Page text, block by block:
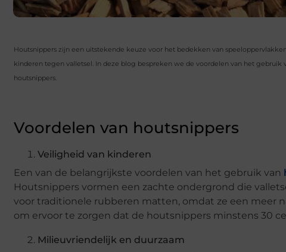
Houtsnippers zijn een uitstekende keuze voor het bedekken van
kinderen tegen valletsel. In deze blog bespreken we de voordelen van het
houtsnippers.
Voordelen van houtsnippers
Veiligheid van kinderen
Een van de belangrijkste voordelen van het gebruik van
Houtsnippers vormen een zachte ondergrond die
voor traditionele rubberen matten, omdat ze een meer
om ervoor te zorgen dat de houtsnippers minstens 30
Milieuvriendelijk en duurzaam